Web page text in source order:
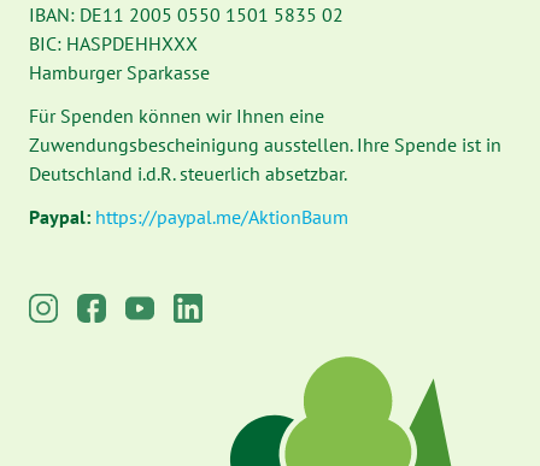
IBAN: DE11 2005 0550 1501 5835 02
BIC: HASPDEHHXXX
Hamburger Sparkasse
Für Spenden können wir Ihnen eine
Zuwendungsbescheinigung ausstellen. Ihre Spende ist in
Deutschland i.d.R. steuerlich absetzbar.
Paypal: https://paypal.me/AktionBaum